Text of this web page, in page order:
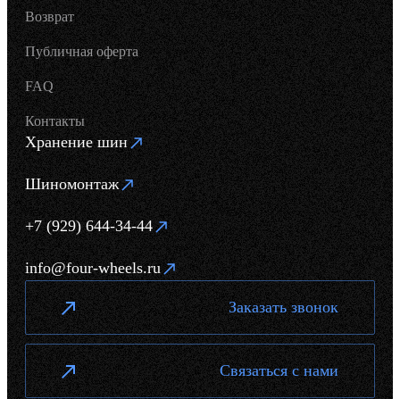
Возврат
Публичная оферта
FAQ
Контакты
Хранение шин
Шиномонтаж
+7 (929) 644-34-44
info@four-wheels.ru
Заказать звонок
Связаться с нами